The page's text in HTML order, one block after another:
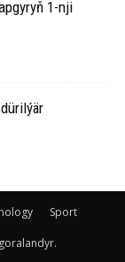
1-nji
Sport